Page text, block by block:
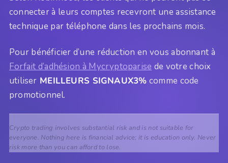
connecter à leurs comptes recevront une assistance
technique par téléphone dans les prochains mois.
Pour bénéficier d’une réduction en vous abonnant à
Forfait d’adhésion à Mycryptoparise de votre choix
utiliser MEILLEURS SIGNAUX3% comme code
promotionnel.
Crypto trading involves substantial risk and is not suitable for
everyone. Nothing here is financial advice; it is education only. Never
risk more than you can afford to lose.